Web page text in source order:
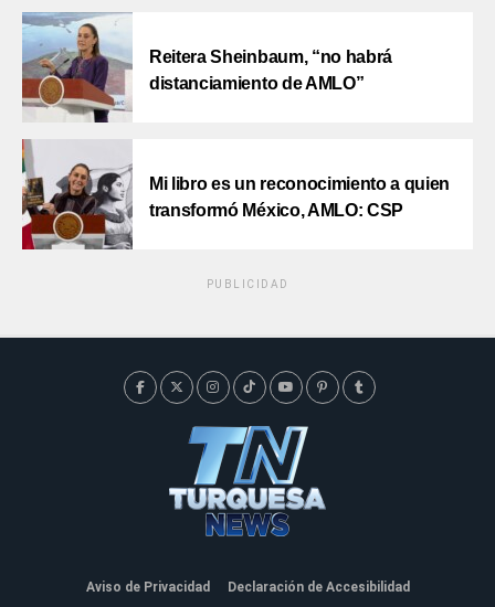
Reitera Sheinbaum, “no habrá
distanciamiento de AMLO”
Mi libro es un reconocimiento a quien
transformó México, AMLO: CSP
PUBLICIDAD
Aviso de Privacidad
Declaración de Accesibilidad